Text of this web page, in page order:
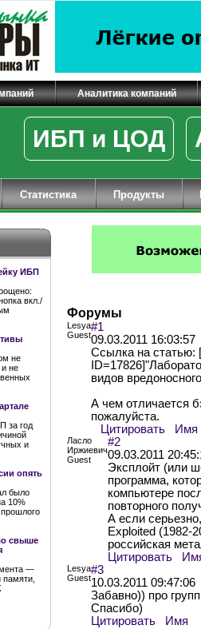
Аналитика компаний
ИБП и ЦОД
Статистика Продукты
ИБП
вкл./
не
и не
за год
и
опять
было
10%
свыше
—
Форумы
Lesya
Guest
#1
09.03.2011 16:03:57
Ссылка на статью:
видов
А чем отличается
пожалуйста.
Цитировать
Имя
Ласло
Иржиевич
Guest
#2
09.03.2011
Эксплойт (или
программа,
компьютере
повторного
А если
Exploited (1982-
российская
Цитировать
Lesya
Guest
#3
10.03.2011 09:47:06
Забавно)) про
Спасибо)
Цитировать
Имя